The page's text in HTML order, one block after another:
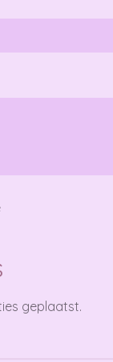
geplaatst.